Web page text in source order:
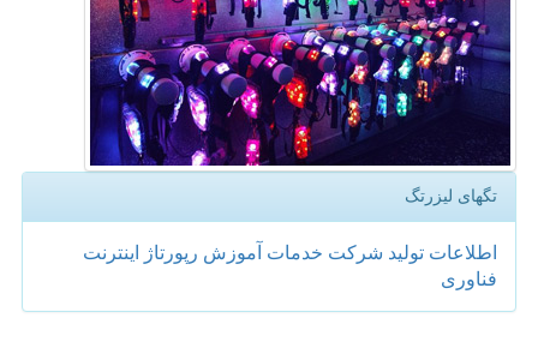
تگهای لیزرتگ
اطلاعات تولید شركت خدمات آموزش رپورتاژ
اینترنت
فناوری